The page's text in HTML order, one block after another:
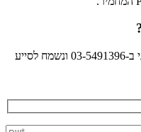
כן, בכל שלב ניתן ליצור איתנו קשר טלפוני ב-03-5491396 ונשמח לסייע